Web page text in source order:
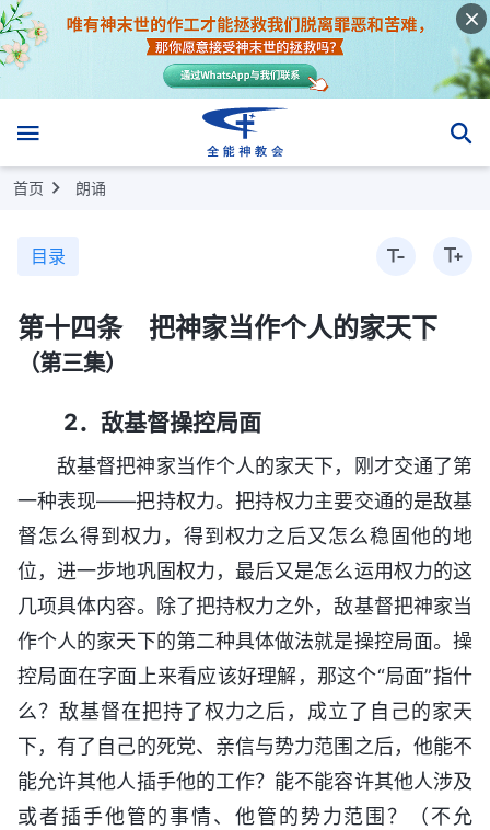
首页 朗诵
目录
第十四条 把神家当作个人的家天下
（第三集）
2．敌基督操控局面
敌基督把神家当作个人的家天下，刚才交通了第
一种表现——把持权力。把持权力主要交通的是敌基
督怎么得到权力，得到权力之后又怎么稳固他的地
位，进一步地巩固权力，最后又是怎么运用权力的这
几项具体内容。除了把持权力之外，敌基督把神家当
作个人的家天下的第二种具体做法就是操控局面。操
控局面在字面上来看应该好理解，那这个“局面”指什
么？敌基督在把持了权力之后，成立了自己的家天
下，有了自己的死党、亲信与势力范围之后，他能不
能允许其他人插手他的工作？能不能容许其他人涉及
或者插手他管的事情、他管的势力范围？（不允